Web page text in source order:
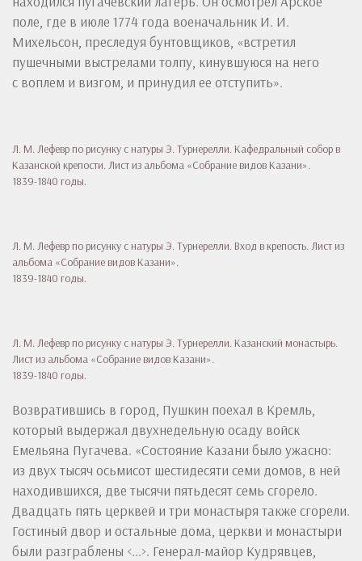
поле, где в июле 1774 года военачальник И. И.
Михельсон, преследуя бунтовщиков, «встретил
пушечными выстрелами толпу, кинувшуюся на него
с воплем и визгом, и принудил ее отступить».
Л. М. Лефевр по рисунку с натуры Э. Турнерелли. Кафедральный собор в
Казанской крепости. Лист из альбома «Собрание видов Казани».
1839-1840 годы.
Л. М. Лефевр по рисунку с натуры Э. Турнерелли. Вход в крепость. Лист из
альбома «Собрание видов Казани».
1839-1840 годы.
Л. М. Лефевр по рисунку с натуры Э. Турнерелли. Казанский монастырь.
Лист из альбома «Собрание видов Казани».
1839-1840 годы.
Возвратившись в город, Пушкин поехал в Кремль,
который выдержал двухнедельную осаду войск
Емельяна Пугачева. «Состояние Казани было ужасно:
из двух тысяч осьмисот шестидесяти семи домов, в ней
находившихся, две тысячи пятьдесят семь сгорело.
Двадцать пять церквей и три монастыря также сгорели.
Гостиный двор и остальные дома, церкви и монастыри
были разграблены <...>. Генерал-майор Кудрявцев,